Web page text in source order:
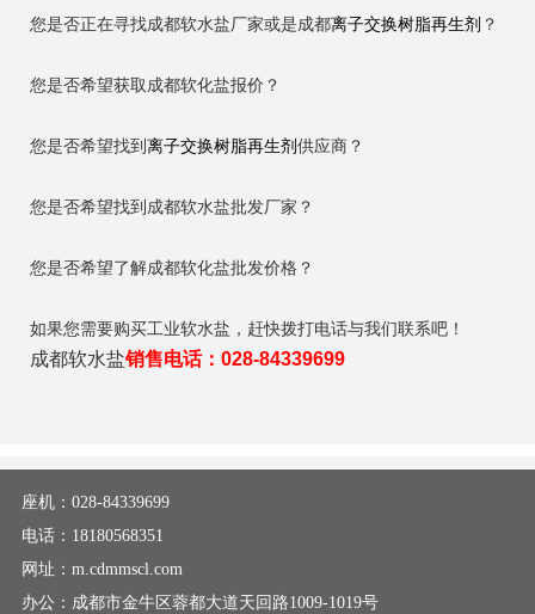
您是否正在寻找成都软水盐厂家或是成都离子交换树脂再生剂 ？
您是否希望获取成都软化盐报价？
您是否希望找到离子交换树脂再生剂供应商？
您是否希望找到成都软水盐批发厂家？
您是否希望了解成都软化盐批发价格？
如果您需要购买工业软水盐，赶快拨打电话与我们联系吧！
成都软水盐销售电话：028-84339699
座机： 028-84339699
电话： 18180568351
网址：m.cdmmscl.com
办公：成都市金牛区蓉都大道天回路1009-1019号